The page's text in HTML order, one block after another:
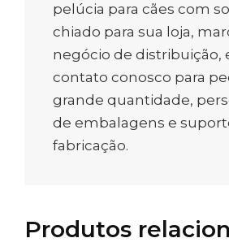
pelúcia para cães com
chiado para sua loja,
negócio de distribuição,
contato conosco para
grande quantidade,
de embalagens e
fabricação.
Produtos